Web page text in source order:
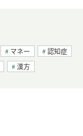
マネー
認知症
漢方